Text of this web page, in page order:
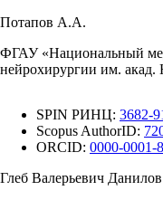
Потапов А.А.
ФГАУ «Национальный
нейрохирургии им.
SPIN РИНЦ: 3682-
Scopus AuthorID:
ORCID: 0000-0001-
Глеб Валерьевич Данилов